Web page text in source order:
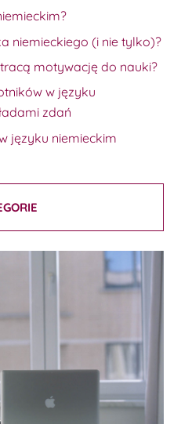
niemieckiego (i nie tylko)?
motywację do nauki?
w języku
zdań
języku niemieckim